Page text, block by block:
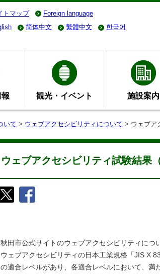
トマップ Foreign language
简体中文 繁體中文 한국어
観光・イベント 施設案内
いて > ウェブアクセシビリティについて > ウェブア
ウェブアクセシビリティ試験結果
秋田市公式サイトのウェブアクセシビリティにつ
ウェブアクセシビリティの日本工業規格「JIS X
の適合レベルがあり、各適合レベルにおいて、